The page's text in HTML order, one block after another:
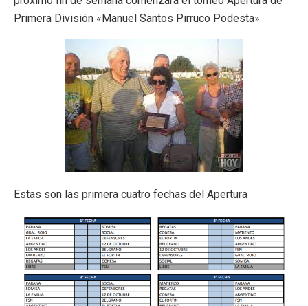
Primera División «Manuel Santos Pirruco Podesta»
Estas son las primera cuatro fechas del Apertura